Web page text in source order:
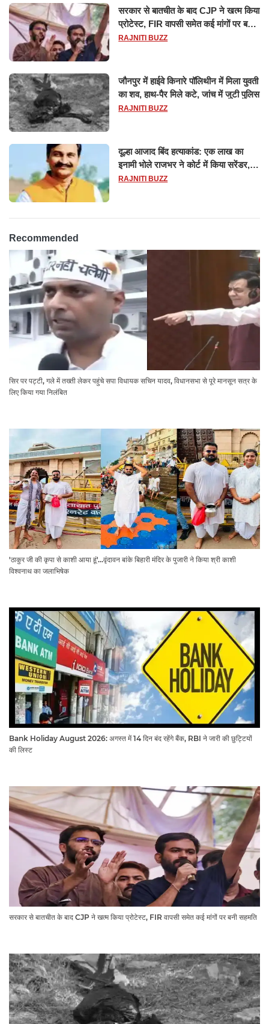
सरकार से बातचीत के बाद CJP ने खत्म किया
प्रोटेस्ट, FIR वापसी समेत कई मांगों पर बनी
सहमति
RAJNITI BUZZ
जौनपुर में हाईवे किनारे पॉलिथीन में मिला युवती
का शव, हाथ-पैर मिले कटे, जांच में जुटी पुलिस
RAJNITI BUZZ
दूल्हा आजाद बिंद हत्याकांड: एक लाख का
इनामी भोले राजभर ने कोर्ट में किया सरेंडर,
14 दिन के लिए भेजा गया जेल
RAJNITI BUZZ
Recommended
सिर पर पट्टी, गले में तख्ती लेकर पहुंचे सपा विधायक सचिन यादव, विधानसभा से पूरे मानसून सत्र के
लिए किया गया निलंबित
'ठाकुर जी की कृपा से काशी आया हूं'...वृंदावन बांके बिहारी मंदिर के पुजारी ने किया श्री काशी
विश्वनाथ का जलाभिषेक
Bank Holiday August 2026: अगस्त में 14 दिन बंद रहेंगे बैंक, RBI ने जारी की छुट्टियों
की लिस्ट​​​​​​​
सरकार से बातचीत के बाद CJP ने खत्म किया प्रोटेस्ट, FIR वापसी समेत कई मांगों पर बनी सहमति